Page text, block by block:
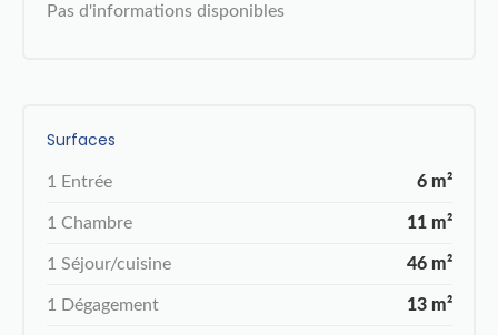
Pas d'informations disponibles
Surfaces
1 Entrée 6 m²
1 Chambre 11 m²
1 Séjour/cuisine 46 m²
1 Dégagement 13 m²